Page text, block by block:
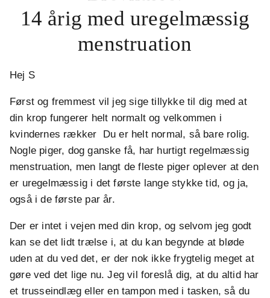
14 årig med uregelmæssig
menstruation
Hej S
Først og fremmest vil jeg sige tillykke til dig med at
din krop fungerer helt normalt og velkommen i
kvindernes rækker Du er helt normal, så bare rolig.
Nogle piger, dog ganske få, har hurtigt regelmæssig
menstruation, men langt de fleste piger oplever at den
er uregelmæssig i det første lange stykke tid, og ja,
også i de første par år.
Der er intet i vejen med din krop, og selvom jeg godt
kan se det lidt trælse i, at du kan begynde at bløde
uden at du ved det, er der nok ikke frygtelig meget at
gøre ved det lige nu. Jeg vil foreslå dig, at du altid har
et trusseindlæg eller en tampon med i tasken, så du